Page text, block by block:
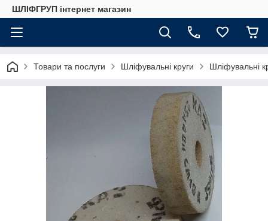
ШЛІФГРУП інтернет магазин
Товари та послуги Шліфувальні круги Шліфувальні